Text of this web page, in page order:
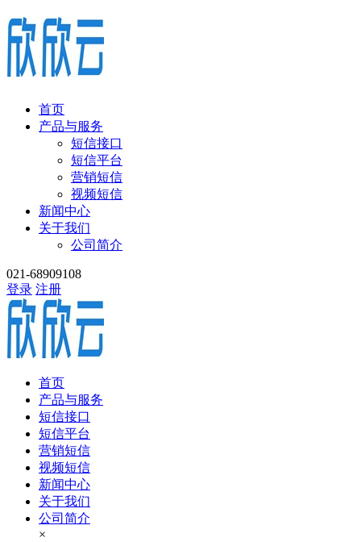
首页
产品与服务
短信接口
短信平台
营销短信
视频短信
新闻中心
关于我们
公司简介
021-68909108
登录 注册
首页
产品与服务
短信接口
短信平台
营销短信
视频短信
新闻中心
关于我们
公司简介
×